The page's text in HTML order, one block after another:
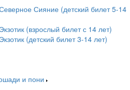
Сияние (детский билет 5-14
(взрослый билет с 14 лет)
(детский билет 3-14 лет)
и пони